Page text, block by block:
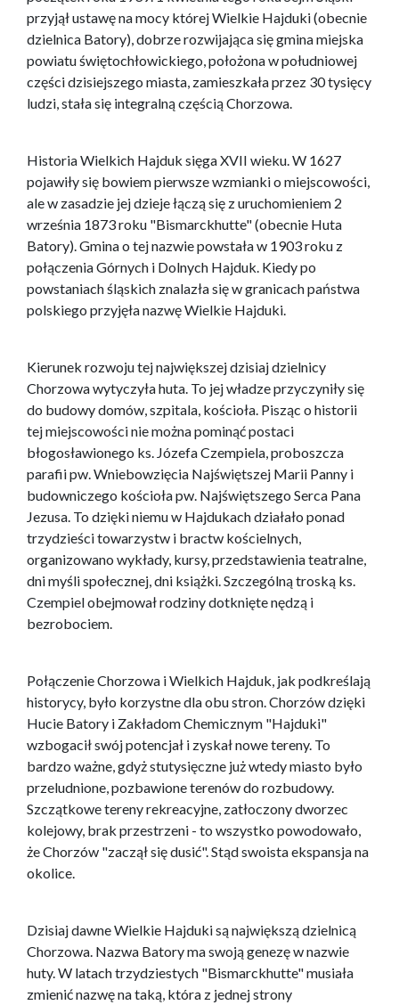
przyjął ustawę na mocy której Wielkie Hajduki (obecnie
dzielnica Batory), dobrze rozwijająca się gmina miejska
powiatu świętochłowickiego, położona w południowej
części dzisiejszego miasta, zamieszkała przez 30 tysięcy
ludzi, stała się integralną częścią Chorzowa.
Historia Wielkich Hajduk sięga XVII wieku. W 1627
pojawiły się bowiem pierwsze wzmianki o miejscowości,
ale w zasadzie jej dzieje łączą się z uruchomieniem 2
września 1873 roku "Bismarckhutte" (obecnie Huta
Batory). Gmina o tej nazwie powstała w 1903 roku z
połączenia Górnych i Dolnych Hajduk. Kiedy po
powstaniach śląskich znalazła się w granicach państwa
polskiego przyjęła nazwę Wielkie Hajduki.
Kierunek rozwoju tej największej dzisiaj dzielnicy
Chorzowa wytyczyła huta. To jej władze przyczyniły się
do budowy domów, szpitala, kościoła. Pisząc o historii
tej miejscowości nie można pominąć postaci
błogosławionego ks. Józefa Czempiela, proboszcza
parafii pw. Wniebowzięcia Najświętszej Marii Panny i
budowniczego kościoła pw. Najświętszego Serca Pana
Jezusa. To dzięki niemu w Hajdukach działało ponad
trzydzieści towarzystw i bractw kościelnych,
organizowano wykłady, kursy, przedstawienia teatralne,
dni myśli społecznej, dni książki. Szczególną troską ks.
Czempiel obejmował rodziny dotknięte nędzą i
bezrobociem.
Połączenie Chorzowa i Wielkich Hajduk, jak podkreślają
historycy, było korzystne dla obu stron. Chorzów dzięki
Hucie Batory i Zakładom Chemicznym "Hajduki"
wzbogacił swój potencjał i zyskał nowe tereny. To
bardzo ważne, gdyż stutysięczne już wtedy miasto było
przeludnione, pozbawione terenów do rozbudowy.
Szczątkowe tereny rekreacyjne, zatłoczony dworzec
kolejowy, brak przestrzeni - to wszystko powodowało,
że Chorzów "zaczął się dusić". Stąd swoista ekspansja na
okolice.
Dzisiaj dawne Wielkie Hajduki są największą dzielnicą
Chorzowa. Nazwa Batory ma swoją genezę w nazwie
huty. W latach trzydziestych "Bismarckhutte" musiała
zmienić nazwę na taką, która z jednej strony